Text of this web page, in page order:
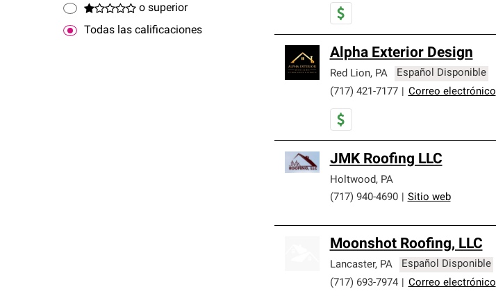
o superior
Todas las calificaciones
Alpha Exterior Design
Red Lion, PA
Español Disponible
(717) 421-7177
Correo electrónico
JMK Roofing LLC
Holtwood , PA
(717) 940-4690
Sitio web
Moonshot Roofing, LLC
Lancaster, PA
Español Disponible
(717) 693-7974
Correo electrónico